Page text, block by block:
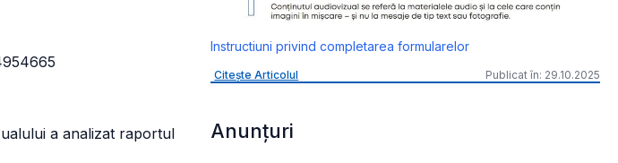
a analizat raportul
Instructiuni privind completarea formularelor
Citește Articolul Publicat în: 29.10.2025
Anunțuri